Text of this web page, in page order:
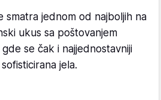
smatra jednom od najboljih na
ukus sa poštovanjem
se čak i najjednostavniji
jela.